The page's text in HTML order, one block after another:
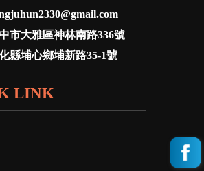
市大雅區神林南路336號
縣埔心鄉埔新路35-1號
LINK